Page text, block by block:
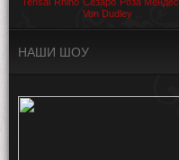
Von Dudley
НАШИ ШОУ